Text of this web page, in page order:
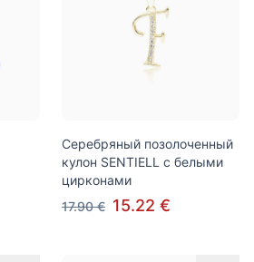
Серебряный позолоченный
кулон SENTIELL с белыми
цирконами
17.90 € 15.22 €